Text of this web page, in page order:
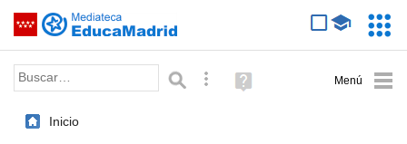
Saltar navegación
Palabra o frase: Búsqueda avanzada
Ayuda
(en
Inicio